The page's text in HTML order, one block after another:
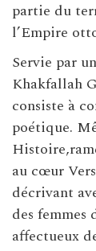
partie du
l’Empire
Servie par
Khakfallah
consiste à
poétique.
au cœur
décrivant
des
affectueux